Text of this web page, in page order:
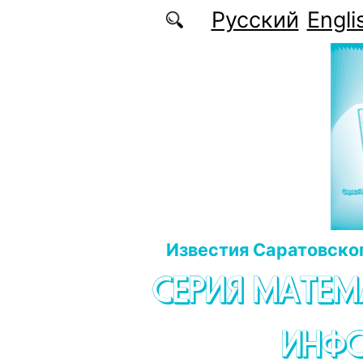
Перейти к основному содержаниюРусский
Известия
СЕРИЯ